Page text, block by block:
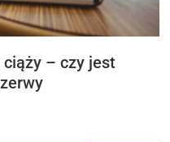
– czy jest